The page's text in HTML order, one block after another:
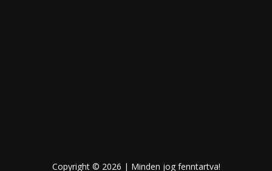
Copyright © 2026 | Minden jog fenntartva!